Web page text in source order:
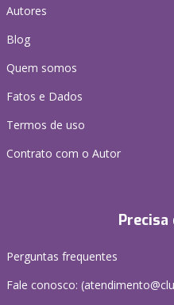
Autores
Blog
Quem somos
Fatos e Dados
Termos de uso
Contrato com o Autor
Precisa
Perguntas frequentes
Fale conosco: